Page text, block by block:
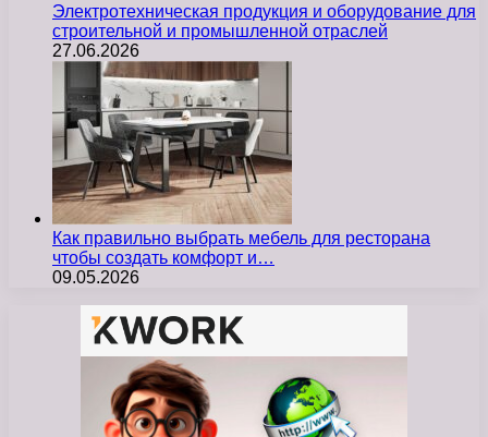
Электротехническая продукция и оборудование для
строительной и промышленной отраслей
27.06.2026
Как правильно выбрать мебель для ресторана
чтобы создать комфорт и…
09.05.2026